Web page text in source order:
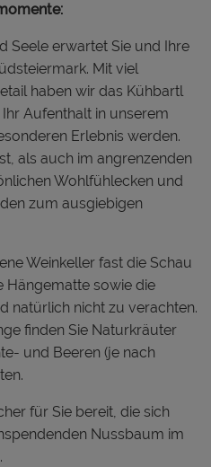
Seele erwartet Sie und Ihre
Mit viel
haben wir das Kühbartl
Aufenthalt in unserem
Erlebnis werden.
als auch im angrenzenden
Wohlfühlecken und
zum ausgiebigen
Weinkeller fast die Schau
Hängematte sowie die
natürlich nicht zu verachten.
finden Sie Naturkräuter
und Beeren (je nach
für Sie bereit, die sich
Nussbaum im